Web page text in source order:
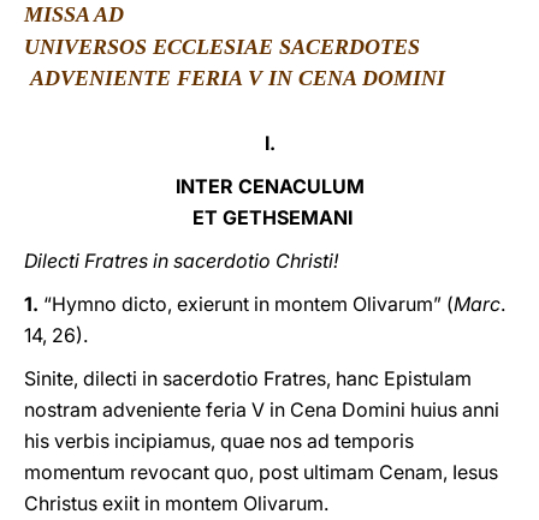
MISSA AD
UNIVERSOS ECCLESIAE SACERDOTES
ADVENIENTE FERIA V IN CENA DOMINI
I.
INTER CENACULUM
ET GETHSEMANI
Dilecti Fratres in sacerdotio Christi!
1. “Hymno dicto, exierunt in montem Olivarum” (Marc.
14, 26).
Sinite, dilecti in sacerdotio Fratres, hanc Epistulam
nostram adveniente feria V in Cena Domini huius anni
his verbis incipiamus, quae nos ad temporis
momentum revocant quo, post ultimam Cenam, Iesus
Christus exiit in montem Olivarum.